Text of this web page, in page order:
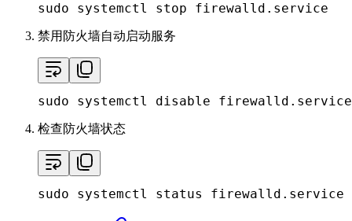
sudo systemctl stop firewalld.service
禁用防火墙自动启动服务
sudo systemctl disable firewalld.service
检查防火墙状态
sudo systemctl status firewalld.service